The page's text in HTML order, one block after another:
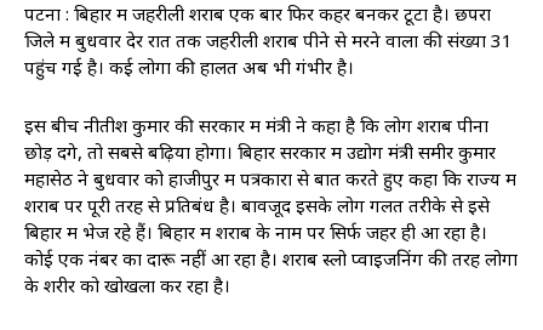
पटना : बिहार में जहरीली शराब एक बार फिर कहर बनकर टूटा है। छपरा
जिले में बुधवार देर रात तक जहरीली शराब पीने से मरने वालों की संख्या 31
पहुंच गई है। कई लोगों की हालत अब भी गंभीर है।
इस बीच नीतीश कुमार की सरकार में मंत्री ने कहा है कि लोग शराब पीना
छोड़ देंगे, तो सबसे बढ़िया होगा। बिहार सरकार में उद्योग मंत्री समीर कुमार
महासेठ ने बुधवार को हाजीपुर में पत्रकारों से बात करते हुए कहा कि राज्य में
शराब पर पूरी तरह से प्रतिबंध है। बावजूद इसके लोग गलत तरीके से इसे
बिहार में भेज रहे हैं। बिहार में शराब के नाम पर सिर्फ जहर ही आ रहा है।
कोई एक नंबर का दारू नहीं आ रहा है। शराब स्लो प्वाइजनिंग की तरह लोगों
के शरीर को खोखला कर रहा है।